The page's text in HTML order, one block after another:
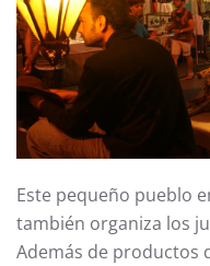
Este pequeño pueblo
también organiza los
Además de productos